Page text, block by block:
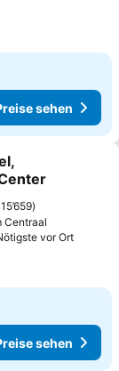
sehen
15’659
Centraal
vor OrtPreise
sehen